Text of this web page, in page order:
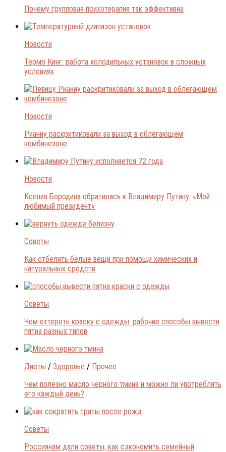
Почему групповая психотерапия так эффективна
Новости
Термо Кинг: работа холодильных установок в сложных
условиях
Новости
Рианну раскритиковали за выход в облегающем
комбинезоне
Новости
Ксения Бородина обратилась к Владимиру Путину: «Мой
любимый президент»
Советы
Как отбелить белые вещи при помощи химических и
натуральных средств
Советы
Чем оттереть краску с одежды: рабочие способы вывести
пятна разных типов
Диеты / Здоровье / Прочее
Чем полезно масло черного тмина и можно ли употреблять
его каждый день?
Советы
Россиянам дали советы, как сэкономить семейный